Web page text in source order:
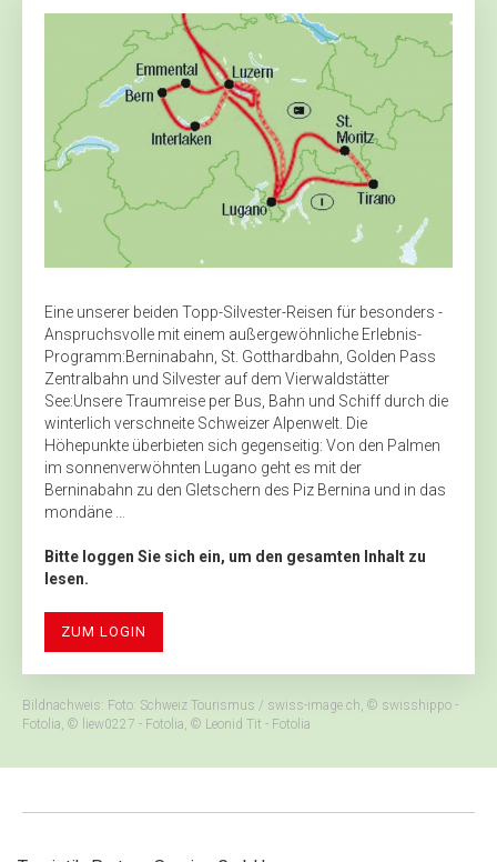
Eine unserer beiden Topp-Silvester-Reisen für besonders ­
Anspruchsvolle mit einem außergewöhnliche Erlebnis-
Programm:Berninabahn, St. Gotthardbahn, Golden Pass
Zentralbahn und ­Silvester auf dem Vierwaldstätter
See:Unsere Traumreise per Bus, Bahn und Schiff durch die
winterlich verschneite Schweizer Alpenwelt. Die
Höhepunkte überbieten sich gegenseitig: Von den Palmen
im sonnenverwöhnten Lugano geht es mit der
Berninabahn zu den Gletschern des Piz Bernina und in das
mondäne ...
Bitte loggen Sie sich ein, um den gesamten Inhalt zu
lesen.
ZUM LOGIN
Bildnachweis: Foto: Schweiz Tourismus / swiss-image.ch, © swisshippo -
Fotolia, © liew0227 - Fotolia, © Leonid Tit - Fotolia